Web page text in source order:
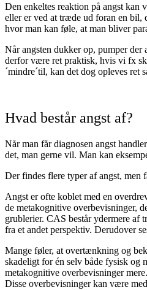
Den enkeltes reaktion på angst kan
eller er ved at træde ud foran en bil,
hvor man kan føle, at man bliver
Når angsten dukker op, pumper
derfor være ret praktisk, hvis vi fx
´mindre´til, kan det dog opleves
Hvad består angst af?
Når man får diagnosen angst
det, man gerne vil. Man kan
Der findes flere typer af angst, men
Angst er ofte koblet med en
de metakognitive overbevisninger,
grublerier. CAS består ydermere af
fra et andet perspektiv. Derudover
Mange føler, at overtænkning og
skadeligt for én selv både fysisk og
metakognitive overbevisninger
Disse overbevisninger kan være